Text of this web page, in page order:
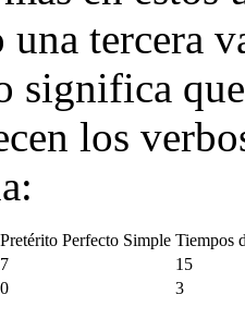
tercera
significa
los
Pretérito Perfecto Simple Tiempos
7
15
0 3